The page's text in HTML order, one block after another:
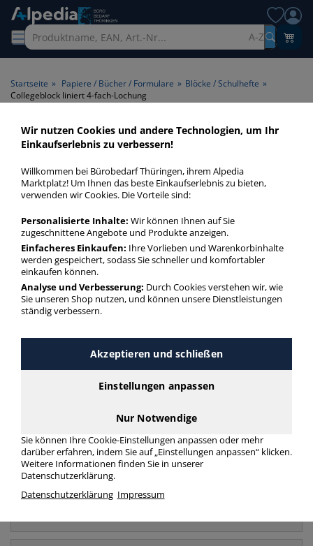
A-Z
Startseite » Papiere / Bücher / Formulare » Blöcke / Schulhefte »
Collegeblock liniert 4-fach-Lochung
Collegeblock liniert 4-fach-
Lochung > Lineatur liniert >
Lochung 4-fach-Lochung
Collegeblock liniert 4-fach-Lochung in bester Qualität zum
günstigen Preis. Finden Sie schnell Collegeblock liniert 4-
fach-Lochung mit unserer Filter-Funktion.
Collegeblock liniert 4-fach-Lochung
mehr Infos zur Kategorie
Häufig gesucht
A4
Collegeblock
liniert
Collegeblock
Wir nutzen Cookies und andere Technologien, um Ihr
Einkaufserlebnis zu verbessern!
Willkommen bei Bürobedarf Thüringen, ihrem Alpedia
Marktplatz! Um Ihnen das beste Einkaufserlebnis zu bieten,
verwenden wir Cookies. Die Vorteile sind:
Personalisierte Inhalte: Wir können Ihnen auf Sie
zugeschnittene Angebote und Produkte anzeigen.
Einfacheres Einkaufen: Ihre Vorlieben und Warenkorbinhalte
werden gespeichert, sodass Sie schneller und komfortabler
einkaufen können.
Analyse und Verbesserung: Durch Cookies verstehen wir, wie
Sie unseren Shop nutzen, und können unsere Dienstleistungen
ständig verbessern.
Akzeptieren und schließen
Einstellungen anpassen
Nur Notwendige
Sie können Ihre Cookie-Einstellungen anpassen oder mehr
darüber erfahren, indem Sie auf „Einstellungen anpassen“ klicken.
Weitere Informationen finden Sie in unserer
Datenschutzerklärung.
Datenschutzerklärung Impressum